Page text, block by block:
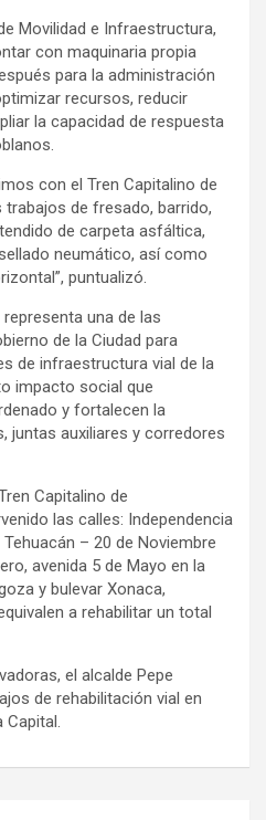
Movilidad e Infraestructura,
con maquinaria propia
para la administración
recursos, reducir
la capacidad de respuesta
con el Tren Capitalino de
de fresado, barrido,
de carpeta asfáltica,
neumático, así como
puntualizó.
una de las
de la Ciudad para
de infraestructura vial de la
impacto social que
y fortalecen la
juntas auxiliares y corredores
Capitalino de
las calles: Independencia
– 20 de Noviembre
avenida 5 de Mayo en la
y bulevar Xonaca,
a rehabilitar un total
el alcalde Pepe
de rehabilitación vial en
Capital.